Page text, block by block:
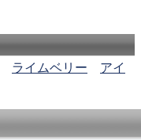
ライムベリー
アイ